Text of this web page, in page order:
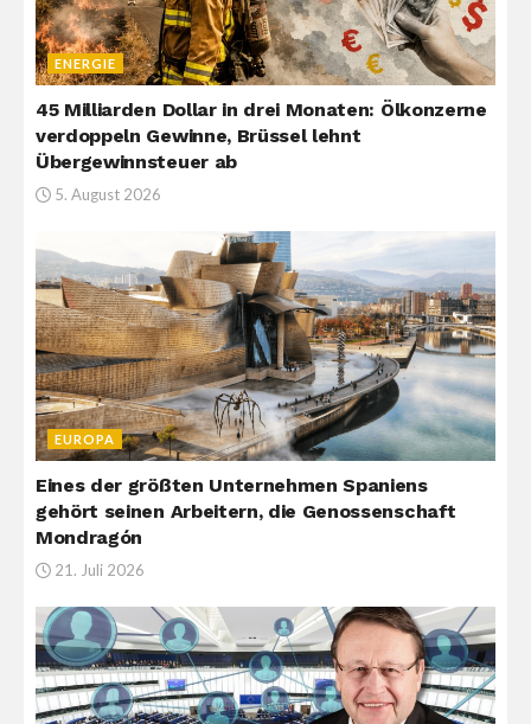
ENERGIE
45 Milliarden Dollar in drei Monaten: Ölkonzerne
verdoppeln Gewinne, Brüssel lehnt
Übergewinnsteuer ab
5. August 2026
EUROPA
Eines der größten Unternehmen Spaniens
gehört seinen Arbeitern, die Genossenschaft
Mondragón
21. Juli 2026